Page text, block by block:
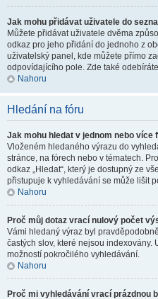
Jak mohu přidávat uživatele do
Můžete přidávat uživatele dvěma
odkaz pro jeho přidání do jednoho z
uživatelský panel, kde můžete přímo
odpovídajícího pole. Zde také
Nahoru
Hledání na fóru
Jak mohu hledat v jednom nebo více
Vloženém hledaného výrazu do
stránce, na fórech nebo v tématech.
odkaz „Hledat“, který je dostupný ze
přistupuje k vyhledávání se může lišit
Nahoru
Proč můj dotaz vrací nulový počet
Vámi hledaný výraz byl
častých slov, které nejsou indexovány.
možností pokročilého vyhledávání.
Nahoru
Proč mi vyhledávání vrací prázdnou